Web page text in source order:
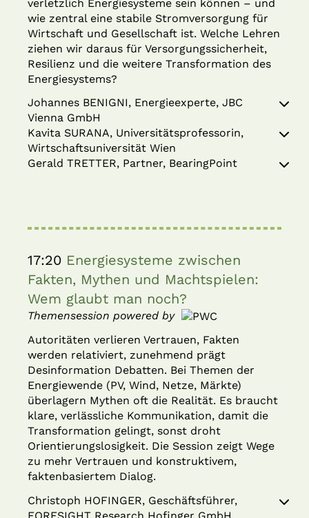
verletzlich Energiesysteme sein können – und
wie zentral eine stabile Stromversorgung für
Wirtschaft und Gesellschaft ist. Welche Lehren
ziehen wir daraus für Versorgungssicherheit,
Resilienz und die weitere Transformation des
Energiesystems?
Johannes BENIGNI, Energieexperte, JBC
Vienna GmbH
Kavita SURANA, Universitätsprofessorin,
Wirtschaftsuniversität Wien
Gerald TRETTER, Partner, BearingPoint
17:20 Energiesysteme zwischen
Fakten, Mythen und Machtspielen:
Wem glaubt man noch?
Themensession powered by
Autoritäten verlieren Vertrauen, Fakten
werden relativiert, zunehmend prägt
Desinformation Debatten. Bei Themen der
Energiewende (PV, Wind, Netze, Märkte)
überlagern Mythen oft die Realität. Es braucht
klare, verlässliche Kommunikation, damit die
Transformation gelingt, sonst droht
Orientierungslosigkeit. Die Session zeigt Wege
zu mehr Vertrauen und konstruktivem,
faktenbasiertem Dialog.
Christoph HOFINGER, Geschäftsführer,